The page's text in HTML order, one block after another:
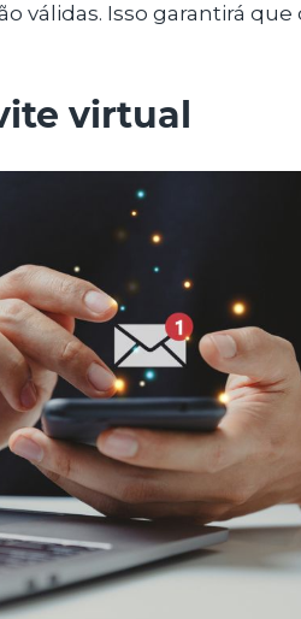
válidas. Isso garantirá que
virtual